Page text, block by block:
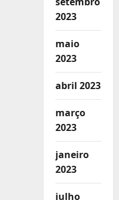
2023
maio
2023
abril 2023
março
2023
janeiro
2023
julho